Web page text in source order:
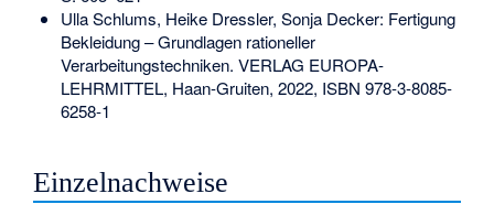
Ulla Schlums, Heike Dressler, Sonja Decker: Fertigung
Bekleidung – Grundlagen rationeller
Verarbeitungstechniken. VERLAG EUROPA-
LEHRMITTEL, Haan-Gruiten, 2022, ISBN 978-3-8085-
6258-1
Einzelnachweise